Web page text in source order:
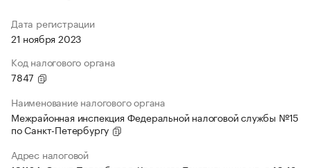
Дата регистрации
21 ноября 2023
Код налогового органа
7847
Наименование налогового органа
Межрайонная инспекция Федеральной налоговой службы №15
по Санкт-Петербургу
Адрес налоговой